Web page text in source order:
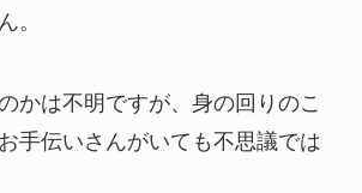
。
かは不明ですが、身の回りのこ
手伝いさんがいても不思議では